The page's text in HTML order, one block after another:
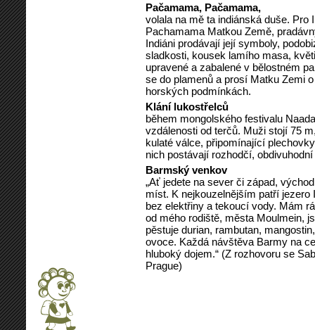
Pačamama, Pačamama,
volala na mě ta indiánská duše. Pro
Pachamama Matkou Země,
Indiáni prodávají její symboly,
sladkosti, kousek lamího masa,
upravené a zabalené v bělostném
se do plamenů a prosí Matku Zemi
horských podmínkách.
Klání lukostřelců
během mongolského festivalu
vzdálenosti od terčů. Muži stojí 75
kulaté válce, připomínající
nich postávají rozhodčí,
Barmský venkov
„Ať jedete na sever či západ,
míst. K nejkouzelnějším patří jezero
bez elektřiny a tekoucí vody. Mám
od mého rodiště, města Moulmein,
pěstuje durian, rambutan,
ovoce. Každá návštěva Barmy na
hluboký dojem.“ (Z rozhovoru se
Prague)